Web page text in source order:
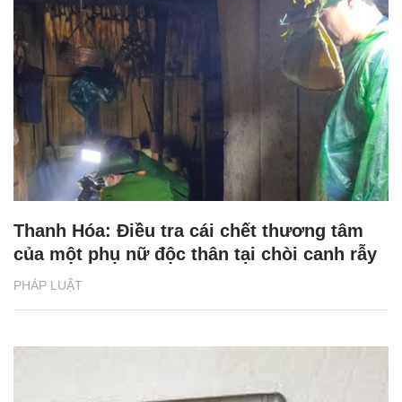
PHÁP LUẬT
Thanh Hóa: Điều tra cái chết thương tâm
của một phụ nữ độc thân tại chòi canh rẫy